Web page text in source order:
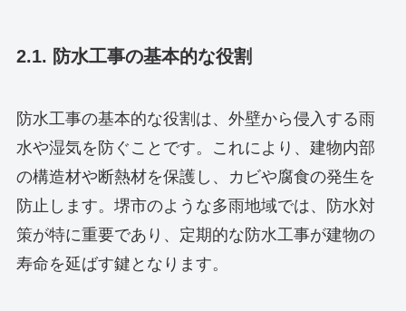
2.1. 防水工事の基本的な役割
防水工事の基本的な役割は、外壁から侵入する雨
水や湿気を防ぐことです。これにより、建物内部
の構造材や断熱材を保護し、カビや腐食の発生を
防止します。堺市のような多雨地域では、防水対
策が特に重要であり、定期的な防水工事が建物の
寿命を延ばす鍵となります。